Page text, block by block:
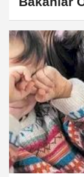
anlatacak